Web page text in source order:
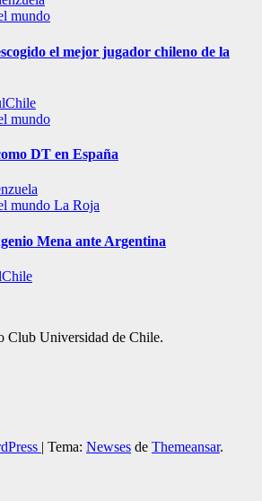
mundo
el mejor jugador chileno de la
mundo
DT en España
mundo La Roja
Mena ante Argentina
Club Universidad de Chile.
| Tema: Newses de Themeansar.